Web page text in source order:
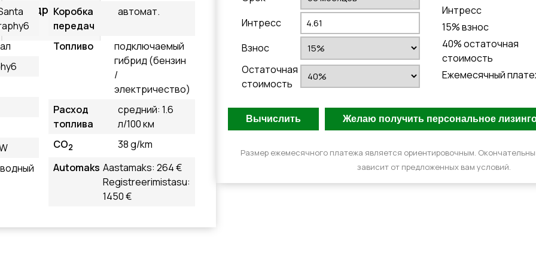
Подробнее
Коробка
передач
автомат.
Топливо
подключаемый
гибрид (бензин
/
электричество)
Расход
топлива
средний: 1.6
л/100 км
CO2
38 g/km
Automaks Aastamaks: 264 €
Registreerimistasu:
1450 €
Интресс
Взнос
Остаточная
стоимость
Интресс
15% взнос
40% остаточная
стоимость
Ежемесячный
Размер ежемесячного платежа является ориентировочным.
зависит от предложенных вам условий.